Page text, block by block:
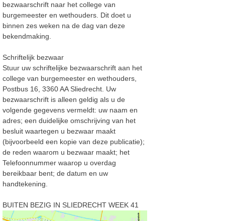
bezwaarschrift naar het college van
burgemeester en wethouders. Dit doet u
binnen zes weken na de dag van deze
bekendmaking.
Schriftelijk bezwaar
Stuur uw schriftelijke bezwaarschrift aan het
college van burgemeester en wethouders,
Postbus 16, 3360 AA Sliedrecht. Uw
bezwaarschrift is alleen geldig als u de
volgende gegevens vermeldt: uw naam en
adres; een duidelijke omschrijving van het
besluit waartegen u bezwaar maakt
(bijvoorbeeld een kopie van deze publicatie);
de reden waarom u bezwaar maakt; het
Telefoonnummer waarop u overdag
bereikbaar bent; de datum en uw
handtekening.
BUITEN BEZIG IN SLIEDRECHT WEEK 41